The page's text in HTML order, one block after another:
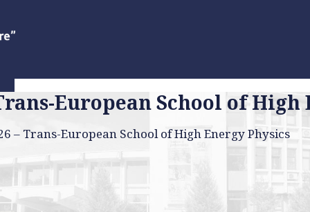
European School of High
– Trans-European School of High Energy Physics